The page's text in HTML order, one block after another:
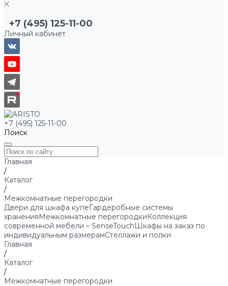
+7 (495) 125-11-00
Личный кабинет
+7 (495) 125-11-00
Поиск
Главная
/
Каталог
/
Межкомнатные перегородки
Двери для шкафа купеГардеробные системы
храненияМежкомнатные перегородкиКоллекция
современной мебели – SenseTouchШкафы на заказ по
индивидуальным размерамСтеллажи и полки
Главная
/
Каталог
/
Межкомнатные перегородки